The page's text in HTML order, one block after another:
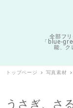
全部フ
「blue-
能、ク
トップページ 写真素材
うさぎ、さ